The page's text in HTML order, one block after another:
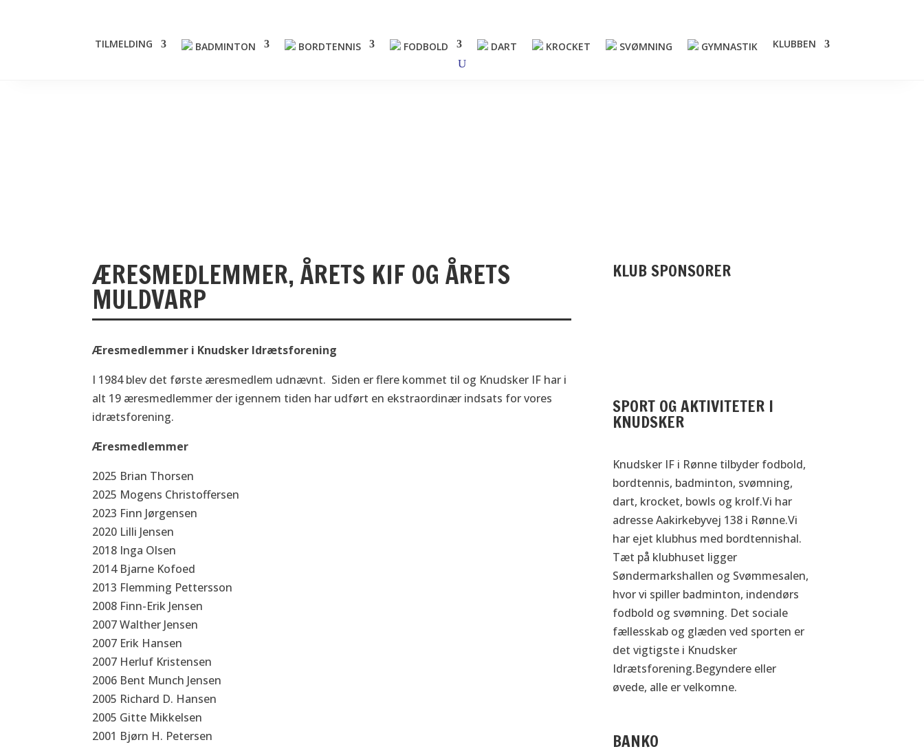
TILMELDING BADMINTON BORDTENNIS FODBOLD DART KROCKET SVØMNING GYMNASTIK KLUBBEN
ÆRESMEDLEMMER, ÅRETS KIF OG ÅRETS
MULDVARP
Æresmedlemmer i Knudsker Idrætsforening
I 1984 blev det første æresmedlem udnævnt. Siden er flere kommet til og Knudsker IF har i
alt 19 æresmedlemmer der igennem tiden har udført en ekstraordinær indsats for vores
idrætsforening.
Æresmedlemmer
2025 Brian Thorsen
2025 Mogens Christoffersen
2023 Finn Jørgensen
2020 Lilli Jensen
2018 Inga Olsen
2014 Bjarne Kofoed
2013 Flemming Pettersson
2008 Finn-Erik Jensen
2007 Walther Jensen
2007 Erik Hansen
2007 Herluf Kristensen
2006 Bent Munch Jensen
2005 Richard D. Hansen
2005 Gitte Mikkelsen
2001 Bjørn H. Petersen
KLUB SPONSORER
SPORT OG AKTIVITETER I
KNUDSKER
Knudsker IF i Rønne tilbyder fodbold,
bordtennis, badminton, svømning,
dart, krocket, bowls og krolf.Vi har
adresse Aakirkebyvej 138 i Rønne.Vi
har ejet klubhus med bordtennishal.
Tæt på klubhuset ligger
Søndermarkshallen og Svømmesalen,
hvor vi spiller badminton, indendørs
fodbold og svømning. Det sociale
fællesskab og glæden ved sporten er
det vigtigste i Knudsker
Idrætsforening.Begyndere eller
øvede, alle er velkomne.
BANKO